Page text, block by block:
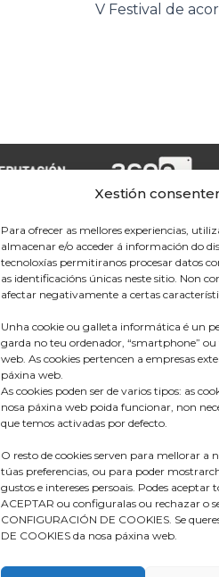
Xestión
Para ofrecer as mellores experiencias,
almacenar e/o acceder á información do
tecnoloxías permitiranos procesar datos
as identificacións únicas neste sitio. Non
afectar negativamente a certas
Unha cookie ou galleta informática é un
garda no teu ordenador, “smartphone”
web. As cookies pertencen a empresas
páxina web.
As cookies poden ser de varios tipos: as
nosa páxina web poida funcionar, non
que temos activadas por defecto.
O resto de cookies serven para mellorar a
túas preferencias, ou para poder
gustos e intereses persoais. Podes aceptar
ACEPTAR ou configuralas ou rechazar o
CONFIGURACIÓN DE COOKIES. Se
DE COOKIES da nosa páxina web.
V Festival de
Praza do
36680 A
Telf: